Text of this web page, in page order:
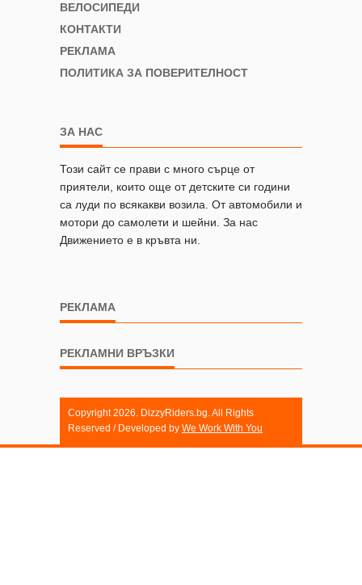
ВЕЛОСИПЕДИ
КОНТАКТИ
РЕКЛАМА
ПОЛИТИКА ЗА ПОВЕРИТЕЛНОСТ
ЗА НАС
Този сайт се прави с много сърце от
приятели, които още от детските си години
са луди по всякакви возила. От автомобили и
мотори до самолети и шейни. За нас
Движението е в кръвта ни.
РЕКЛАМА
РЕКЛАМНИ ВРЪЗКИ
Copyright 2026. DizzyRiders.bg. All Rights
Reserved / Developed by We Work With You